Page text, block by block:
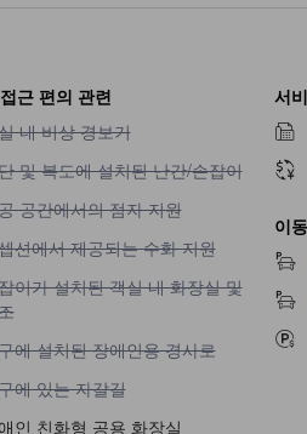
근 편의 관련
내 비상 경보기 이용 불가
내 비상 경보기
및 복도에 설치된 난간/손잡이 이용 불가
및 복도에 설치된 난간/손잡이
공간에서의 점자 지원 이용 불가
공간에서의 점자 지원
션에서 제공되는 수화 지원 이용 불가
션에서 제공되는 수화 지원
이가 설치된 객실 내 화장실 및 욕조 이용
이가 설치된 객실 내 화장실 및
에 설치된 장애인용 경사로 이용 불가
에 설치된 장애인용 경사로
에 있는 자갈길 이용 불가
에 있는 자갈길
인 친화형 공용 화장실
서
이